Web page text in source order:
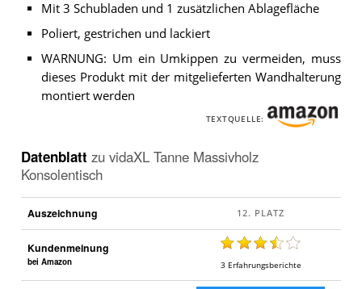
Mit 3 Schubladen und 1 zusätzlichen Ablagefläche
Poliert, gestrichen und lackiert
WARNUNG: Um ein Umkippen zu vermeiden, muss
dieses Produkt mit der mitgelieferten Wandhalterung
montiert werden
TEXTQUELLE:
Datenblatt zu vidaXL Tanne Massivholz
Konsolentisch
Auszeichnung
Kundenmeinung
bei Amazon 3 Erfahrungsberichte